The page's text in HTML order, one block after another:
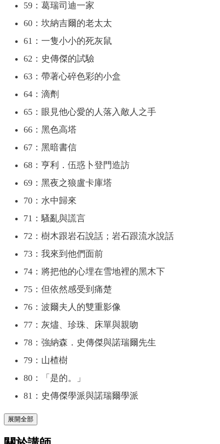
59：葛瑞司迪一家
60：坎納吉爾的老太太
61：一隻小小的死灰鼠
62：史傳傑的試驗
63：帶著心碎色彩的小盒
64：滴劑
65：眼見他心愛的人落入敵人之手
66：黑色高塔
67：黑暗書信
68：亨利．伍惑卜登門造訪
69：黑夜之狼盧卡庫塔
70：水中歸來
71：騷亂與謊言
72：樹木跟岩石說話；岩石跟流水說話
73：我來到他們面前
74：將把他的心埋在雪地裡的黑木下
75：但依然感受到痛楚
76：波爾夫人的雙重影像
77：灰燼、珍珠、床單與親吻
78：強納森．史傳傑與諾瑞爾先生
79：山楂樹
80：「是的。」
81：史傳傑學派與諾瑞爾學派
展開全部